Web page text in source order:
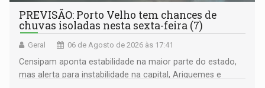
PREVISÃO: Porto Velho tem chances de
chuvas isoladas nesta sexta-feira (7)
Geral 06 de Agosto de 2026 às 17:41
Censipam aponta estabilidade na maior parte do estado,
mas alerta para instabilidade na capital, Ariquemes e